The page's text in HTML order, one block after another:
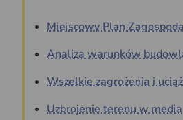
Miejscowy Plan
Analiza warunków
Wszelkie zagrożenia i
Uzbrojenie terenu w media